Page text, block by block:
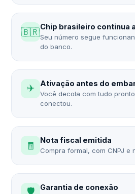
🇧🇷Chip brasileiro continua
Seu número segue
do banco.
✈️ Ativação antes do
Você decola com tudo
conectou.
🧾 Nota fiscal emitida
Compra formal, com CNPJ e
🛡️ Garantia de conexão